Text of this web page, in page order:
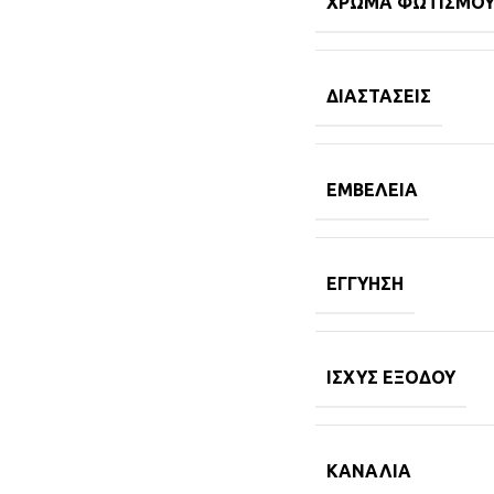
ΔΙΑΣΤΆΣΕΙΣ
ΕΜΒΈΛΕΙΑ
ΕΓΓΎΗΣΗ
ΙΣΧΎΣ ΕΞΌΔΟΥ
ΚΑΝΆΛΙΑ